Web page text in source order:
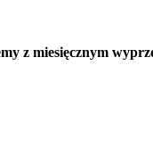
z miesięcznym